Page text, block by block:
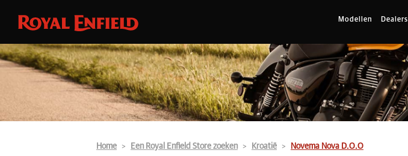
Modellen Dealers
Home Een Royal Enfield Store zoeken Kroatië Novema Nova D.O.O